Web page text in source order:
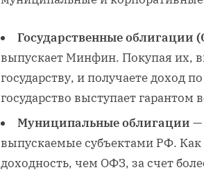
Государственные облигации
выпускает Минфин. Покупая их,
государству, и получаете доход
государство выступает
Муниципальные облигации —
выпускаемые субъектами РФ.
доходность, чем ОФЗ, за счет